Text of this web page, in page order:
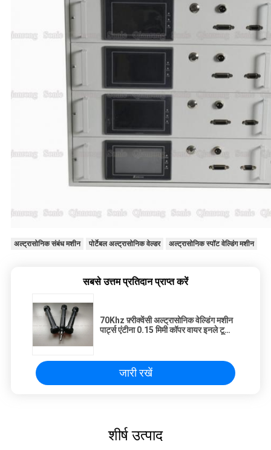
अल्ट्रासोनिक संबंध मशीन पोर्टेबल अल्ट्रासोनिक वेल्डर अल्ट्रासोनिक स्पॉट वेल्डिंग मशीन
सबसे उत्तम प्रतिदान प्राप्त करें
70Khz फ़्रीक्वेंसी अल्ट्रासोनिक वेल्डिंग मशीन
पार्ट्स एंटीना 0.15 मिमी कॉपर वायर इनले टू
जारी रखें
शीर्ष उत्पाद